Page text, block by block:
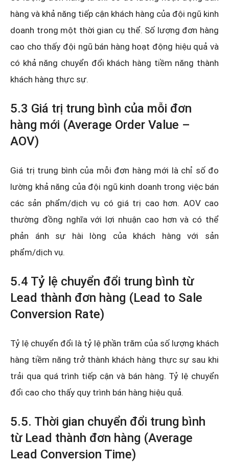
hàng và khả năng tiếp cận khách hàng của đội ngũ kinh
doanh trong một thời gian cụ thể. Số lượng đơn hàng
cao cho thấy đội ngũ bán hàng hoạt động hiệu quả và
có khả năng chuyển đổi khách hàng tiềm năng thành
khách hàng thực sự.
5.3 Giá trị trung bình của mỗi đơn
hàng mới (Average Order Value –
AOV)
Giá trị trung bình của mỗi đơn hàng mới là chỉ số đo
lường khả năng của đội ngũ kinh doanh trong việc bán
các sản phẩm/dịch vụ có giá trị cao hơn. AOV cao
thường đồng nghĩa với lợi nhuận cao hơn và có thể
phản ánh sự hài lòng của khách hàng với sản
phẩm/dịch vụ.
5.4 Tỷ lệ chuyển đổi trung bình từ
Lead thành đơn hàng (Lead to Sale
Conversion Rate)
Tỷ lệ chuyển đổi là tỷ lệ phần trăm của số lượng khách
hàng tiềm năng trở thành khách hàng thực sự sau khi
trải qua quá trình tiếp cận và bán hàng. Tỷ lệ chuyển
đổi cao cho thấy quy trình bán hàng hiệu quả.
5.5. Thời gian chuyển đổi trung bình
từ Lead thành đơn hàng (Average
Lead Conversion Time)